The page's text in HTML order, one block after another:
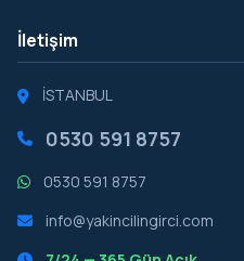
İletişim
İSTANBUL
0530 591 8757
0530 591 8757
info@yakincilingirci.com